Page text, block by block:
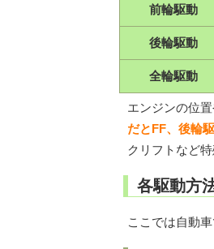
前輪駆動
後輪駆動
全輪駆動
エンジンの位
だとFF、後輪
クリフトなど
各駆動方
ここでは自動